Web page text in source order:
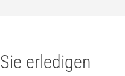
erledigen